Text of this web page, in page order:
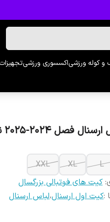
و کوله ورزشیاکسسوری ورزشی
۲۰۲۴-۲۰۲۵ نسخه پلیری بزرگسال
L
XL
XXL
: کیت های فوتبالی بزرگسال
:کیت اول ارسنال،لباس ارسنال